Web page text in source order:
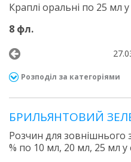
Краплі оральні по 25 мл
8 фл.
Розподіл за категоріями
БРИЛЬЯНТОВИЙ
Розчин для зовнішнього
% по 10 мл, 20 мл, 25 мл